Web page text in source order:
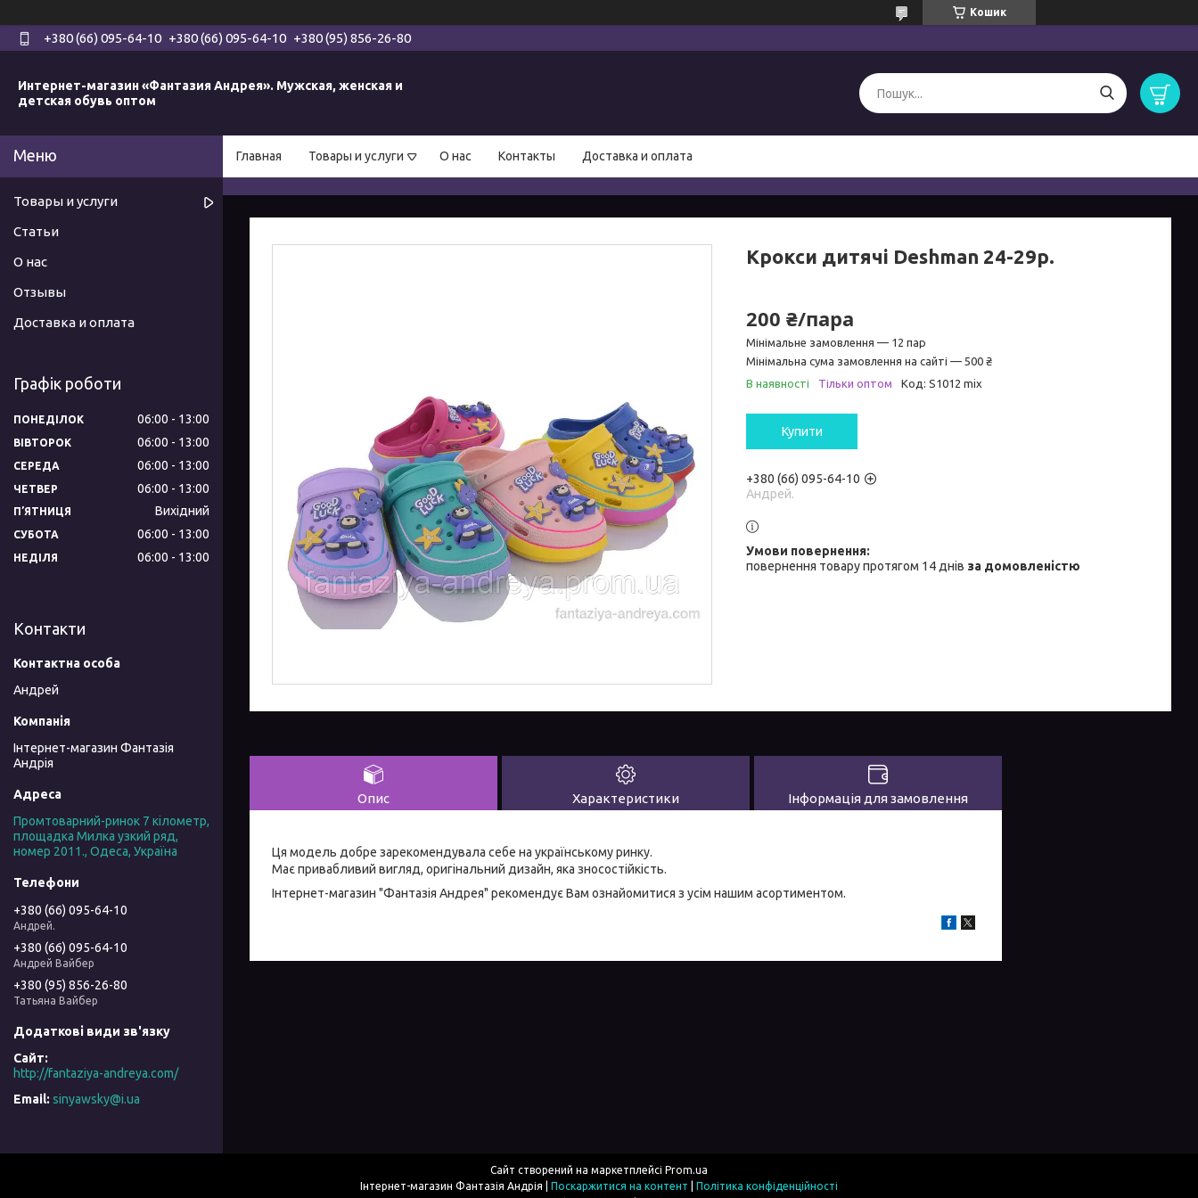
Кошик
+380 (66) 095-64-10 +380 (66) 095-64-10 +380 (95) 856-26-80
Интернет-магазин «Фантазия Андрея». Мужская, женская и
детская обувь оптом
Главная Товары и услуги О нас Контакты Доставка и оплата
Крокси дитячі Deshman 24-29р.
200 ₴/пара
Мінімальне замовлення — 12 пар
Мінімальна сума замовлення на сайті — 500 ₴
В наявності
Тільки оптом Код: S1012 mix
Купити
+380 (66) 095-64-10
Андрей.
повернення товару протягом 14 днів за домовленістю
Опис Характеристики Інформація для замовлення
Ця модель добре зарекомендувала себе на українському ринку.
Має привабливий вигляд, оригінальний дизайн, яка зносостійкість.
Інтернет-магазин "Фантазія Андрея" рекомендує Вам ознайомитися з усім нашим асортиментом.
Товары и услуги
Статьи
О нас
Отзывы
Доставка и оплата
Графік роботи
ПОНЕДІЛОК 06:00 13:00
ВІВТОРОК 06:00 13:00
СЕРЕДА 06:00 13:00
ЧЕТВЕР 06:00 13:00
ПʼЯТНИЦЯ Вихідний
СУБОТА 06:00 13:00
НЕДІЛЯ 06:00 13:00
Контакти
Андрей
Інтернет-магазин Фантазія
Андрія
Промтоварний-ринок 7 кілометр,
площадка Милка узкий ряд,
номер 2011., Одеса, Україна
+380 (66) 095-64-10
Андрей.
+380 (66) 095-64-10
Андрей Вайбер
+380 (95) 856-26-80
Татьяна Вайбер
http://fantaziya-andreya.com/
sinyawsky@i.ua
Сайт створений на маркетплейсі Prom.ua
Поскаржитися на контент
Політика конфіденційності